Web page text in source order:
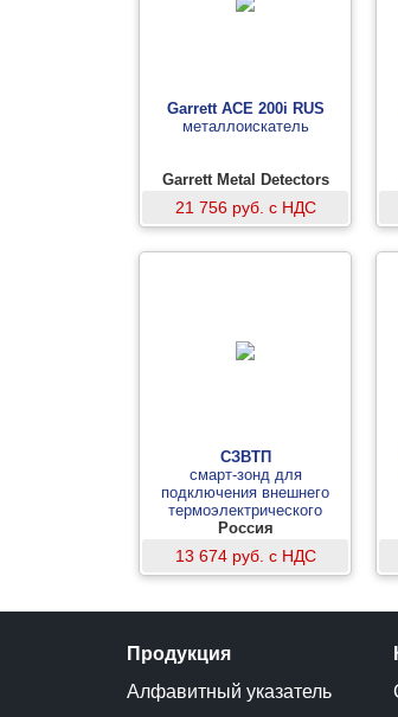
Garrett ACE 200i RUS
металлоискатель
Garrett Metal Detectors
21 756 руб. с НДС
СЗВТП
смарт-зонд для
подключения внешнего
термоэлектрического
преобразователя со
встроенной флеш-памятью
Россия
13 674 руб. с НДС
Продукция
Алфавитный указатель